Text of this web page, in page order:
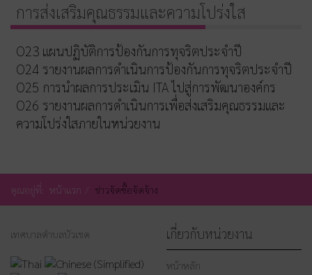
การส่งเสริมคุณธรรมและความโปร่งใส
O23 แผนปฏิบัติการป้องกันการทุจริตประจำปี
O24 รายงานผลการดำเนินการป้องกันการทุจริตประจำปี
O25 การนำผลการประเมิน ITA ไปสู่การพัฒนาองค์กร
O26 รายงานผลการดำเนินการเพื่อส่งเสริมคุณธรรมและ
ความโปร่งใสภายในหน่วยงาน
คุณอยู่ที่: หน้าแรก ข่าวจัดซื้อจัดจ้าง
เทศบาลตำบลบัวเชด เกี่ยวกับหน่วยงาน
หน้าหลัก